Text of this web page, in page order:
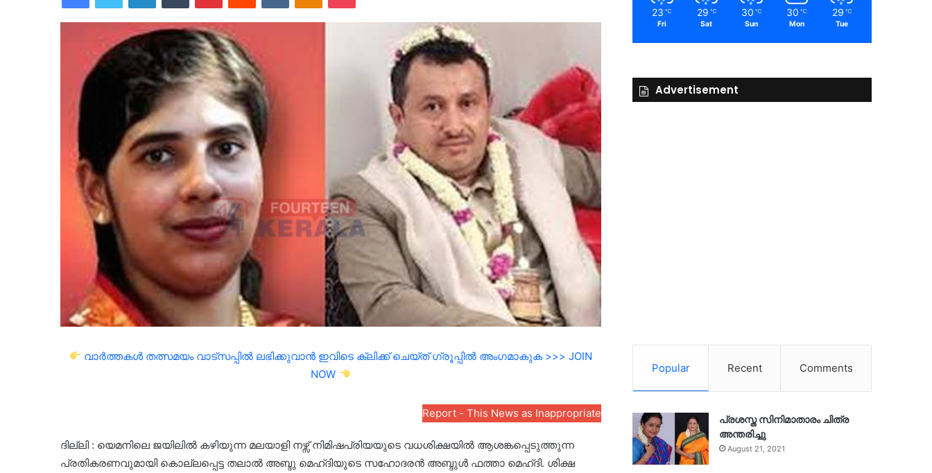
വാർത്തകൾ തത്സമയം വാട്സപ്പിൽ ലഭിക്കുവാൻ ഇവിടെ ക്ലിക്ക് ചെയ്ത് ഗ്രൂപ്പിൽ അംഗമാകുക >>> JOIN
NOW
Report - This News as Inappropriate
ദില്ലി : യെമനിലെ ജയിലിൽ കഴിയുന്ന മലയാളി നഴ്സ് നിമിഷപ്രിയയുടെ വധശിക്ഷയിൽ ആശങ്കപ്പെടുത്തുന്ന
പ്രതികരണവുമായി കൊല്ലപ്പെട്ട തലാൽ അബ്ദു മെഹ്ദിയുടെ സഹോദരന്‍ അബ്ദുള്‍ ഫത്താ മെഹ്ദി. ശിക്ഷ
23 ℃
Fri
29 ℃
Sat
30 ℃
Sun
30 ℃
Mon
29 ℃
Tue
Advertisement
Popular Recent Comments
പ്രശസ്ത സിനിമാതാരം ചിത്ര
അന്തരിച്ചു
August 21, 2021